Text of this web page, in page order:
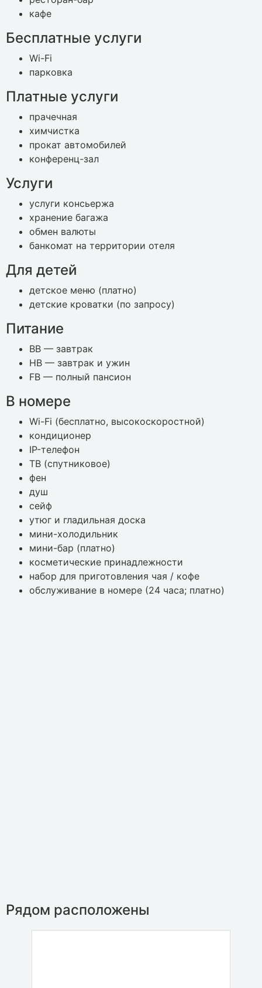
кафе
Бесплатные услуги
Wi-Fi
парковка
Платные услуги
прачечная
химчистка
прокат автомобилей
конференц-зал
Услуги
услуги консьержа
хранение багажа
обмен валюты
банкомат на территории отеля
Для детей
детское меню (платно)
детские кроватки (по запросу)
Питание
BB — завтрак
HB — завтрак и ужин
FB — полный пансион
В номере
Wi-Fi (бесплатно, высокоскоростной)
кондиционер
IP-телефон
ТВ (спутниковое)
фен
душ
сейф
утюг и гладильная доска
мини-холодильник
мини-бар (платно)
косметические принадлежности
набор для приготовления чая / кофе
обслуживание в номере (24 часа; платно)
Рядом расположены